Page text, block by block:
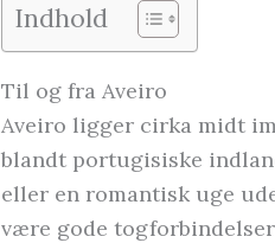
Indhold
Til og fra Aveiro
Aveiro ligger cirka midt
blandt portugisiske
eller en romantisk uge
være gode